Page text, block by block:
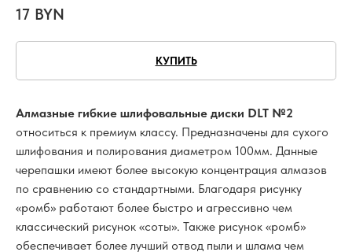
17 BYN
КУПИТЬ
Алмазные гибкие шлифовальные диски DLT №2
относиться к премиум классу. Предназначены для сухого
шлифования и полирования диаметром 100мм. Данные
черепашки имеют более высокую концентрация алмазов
по сравнению со стандартными. Благодаря рисунку
«ромб» работают более быстро и агрессивно чем
классический рисунок «соты». Также рисунок «ромб»
обеспечивает более лучший отвод пыли и шлама чем